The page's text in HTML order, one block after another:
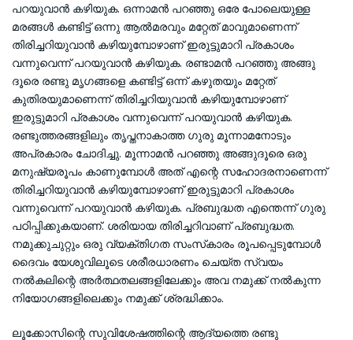
പറയുവാന്‍ കഴിയുക. ഒന്നാമന്‍ പറഞ്ഞു ഒരേ പോലെയുള്ള
മരങ്ങള്‍ കണ്ടിട്ട് ഒന്നു ആല്‍മരവും മറ്റേത് മാവുമാണെന്ന്
തിരിച്ചറിയുവാന്‍ കഴിയുമ്പോഴാണ് ഇരുട്ടുമാറി പ്രകാശം
വന്നുവെന്ന് പറയുവാന്‍ കഴിയുക. രണ്ടാമന്‍ പറഞ്ഞു അങ്ങു
ദൂരെ രണ്ടു മൃഗങ്ങളെ കണ്ടിട്ട് ഒന്ന് കഴുതയും മറ്റേത്
കുതിരയുമാണെന്ന് തിരിച്ചറിയുവാന്‍ കഴിയുമ്പോഴാണ്
ഇരുട്ടുമാറി പ്രകാശം വന്നുവെന്ന് പറയുവാന്‍ കഴിയുക.
രണ്ടുത്തരങ്ങളിലും തൃപ്തനാകാത്ത ഗുരു മൂന്നാമനോടും
അപ്രകാരം ചോദിച്ചു. മൂന്നാമന്‍ പറഞ്ഞു അങ്ങുദൂരെ ഒരു
മനുഷ്യരൂപം കാണുമ്പോള്‍ അത് എന്റെ സഹോദരനാണെന്ന്
തിരിച്ചറിയുവാന്‍ കഴിയുമ്പോഴാണ് ഇരുട്ടുമാറി പ്രകാശം
വന്നുവെന്ന് പറയുവാന്‍ കഴിയുക. പ്രബുദ്ധത എന്തെന്ന് ഗുരു
പഠിപ്പിക്കുകയാണ്. ശരിയായ തിരിച്ചറിവാണ് പ്രബുദ്ധത.
നമുക്കുചുറ്റും ഒരു വ്യക്തിഗത സംസ്‌കാരം രൂപപ്പെടുമ്പോള്‍
ദൈവം യേശുവിലൂടെ ശരീരധാരണം ചെയ്ത സ്വയം
നല്‍കലിന്റെ അര്‍ത്ഥതലങ്ങളിലേക്കും അവ നമുക്ക് നല്‍കുന്ന
നിയോഗങ്ങളിലെക്കും നമുക്ക് ശ്രദ്ധിക്കാം.
ലൂക്കോസിന്റെ സുവിശേഷത്തിന്റെ ആദ്യത്തെ രണ്ടു